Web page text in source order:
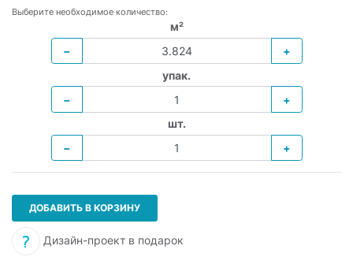
Выберите необходимое количество:
м²
−
+
упак.
−
+
шт.
−
+
ДОБАВИТЬ В КОРЗИНУ
Дизайн-проект в подарок